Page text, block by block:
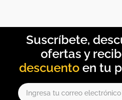
descuento